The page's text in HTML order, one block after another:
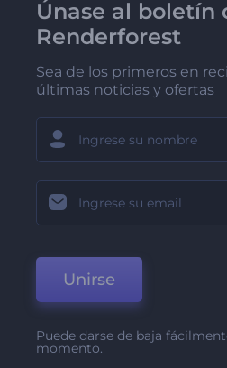
Únase al boletín
Renderforest
Sea de los primeros en
últimas noticias y ofertas
Unirse
Puede darse de baja
momento.